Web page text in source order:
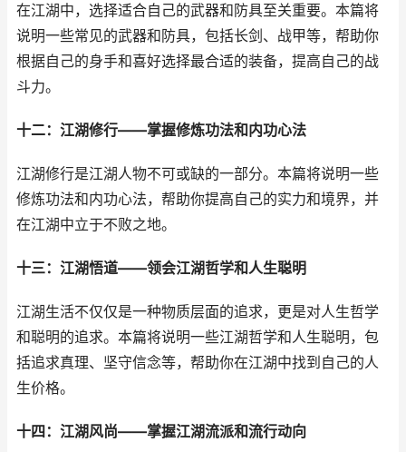
在江湖中，选择适合自己的武器和防具至关重要。本篇将
说明一些常见的武器和防具，包括长剑、战甲等，帮助你
根据自己的身手和喜好选择最合适的装备，提高自己的战
斗力。
十二：江湖修行——掌握修炼功法和内功心法
江湖修行是江湖人物不可或缺的一部分。本篇将说明一些
修炼功法和内功心法，帮助你提高自己的实力和境界，并
在江湖中立于不败之地。
十三：江湖悟道——领会江湖哲学和人生聪明
江湖生活不仅仅是一种物质层面的追求，更是对人生哲学
和聪明的追求。本篇将说明一些江湖哲学和人生聪明，包
括追求真理、坚守信念等，帮助你在江湖中找到自己的人
生价格。
十四：江湖风尚——掌握江湖流派和流行动向